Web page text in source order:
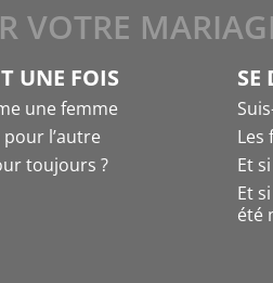
VOTRE
UNE FOIS
une femme
pour l’autre
toujours ?
SE
Les
Et
Et
été